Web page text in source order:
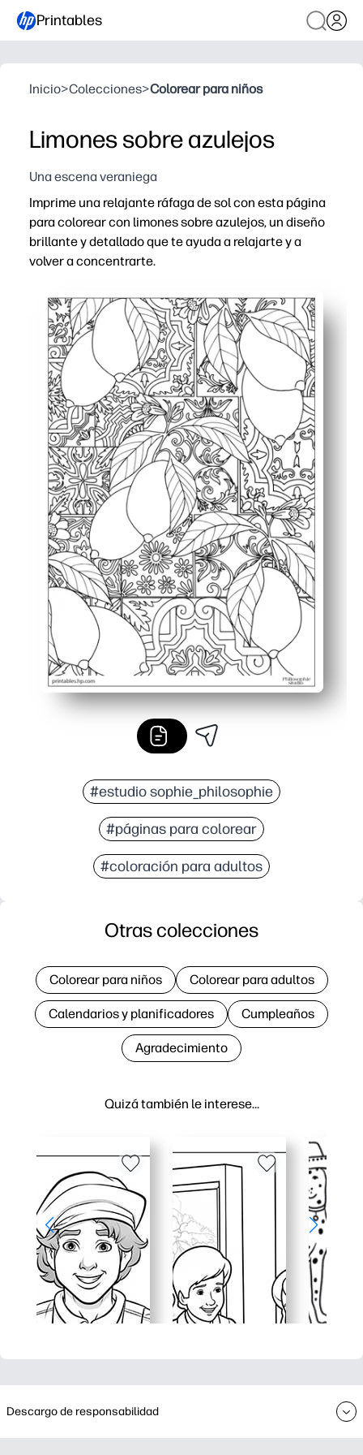
Printables
Inicio>Colecciones>Colorear para niños
Limones sobre azulejos
Una escena veraniega
Imprime una relajante ráfaga de sol con esta página
para colorear con limones sobre azulejos, un diseño
brillante y detallado que te ayuda a relajarte y a
volver a concentrarte.
Sin preparación, solo imprima y coloree, ideal para
Detalles atractivos: los llamativos limones y los
Desarrolla habilidades: apoya el control de la
Uso flexible: ideal para la hora del arte en casa, en
#estudio sophie_philosophie
#páginas para colorear
#coloración para adultos
Quizá también le interese…
Otras colecciones
Colorear para niños Colorear para adultos
Calendarios y planificadores Cumpleaños
Agradecimiento
Descargo de responsabilidad